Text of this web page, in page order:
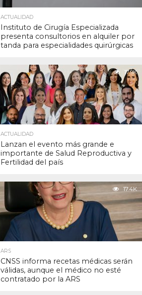
ACTUALIDAD
Instituto de Cirugía Especializada
presenta consultorios en alquiler por
tanda para especialidades quirúrgicas
17.9K
ACTUALIDAD
Lanzan el evento más grande e
importante de Salud Reproductiva y
Fertilidad del país
17.4K
ARS
CNSS informa recetas médicas serán
válidas, aunque el médico no esté
contratado por la ARS